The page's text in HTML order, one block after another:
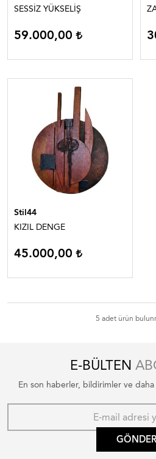
SESSİZ YÜKSELİŞ
59.000,00
Stil44
KIZIL DENGE
45.000,00
5 adet ürün
E-BÜLTEN
En son haberler, bildirimler ve daha
GÖNDER